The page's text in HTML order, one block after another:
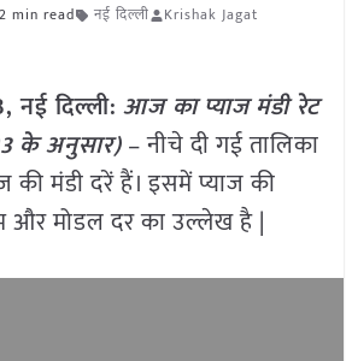
min read नई दिल्ली Krishak Jagat
नई दिल्ली: आज का प्याज मंडी रेट
के अनुसार)– नीचे दी गई तालिका
की मंडी दरें हैं। इसमें प्याज की
और मोडल दर का उल्लेख है |